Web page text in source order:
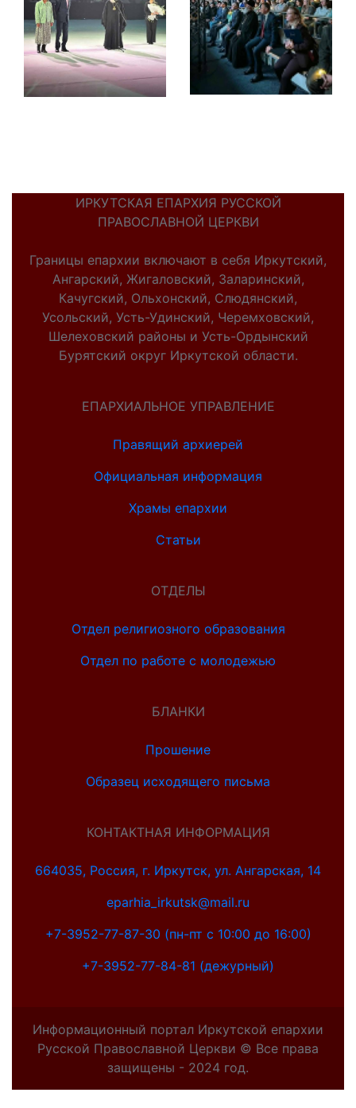
ИРКУТСКАЯ ЕПАРХИЯ РУССКОЙ
ПРАВОСЛАВНОЙ ЦЕРКВИ
Границы епархии включают в себя Иркутский,
Ангарский, Жигаловский, Заларинский,
Качугский, Ольхонский, Слюдянский,
Усольский, Усть-Удинский, Черемховский,
Шелеховский районы и Усть-Ордынский
Бурятский округ Иркутской области.
ЕПАРХИАЛЬНОЕ УПРАВЛЕНИЕ
Правящий архиерей
Официальная информация
Храмы епархии
Статьи
ОТДЕЛЫ
Отдел религиозного образования
Отдел по работе с молодежью
БЛАНКИ
Прошение
Образец исходящего письма
КОНТАКТНАЯ ИНФОРМАЦИЯ
664035, Россия, г. Иркутск, ул. Ангарская, 14
eparhia_irkutsk@mail.ru
+7-3952-77-87-30 (пн-пт с 10:00 до 16:00)
+7-3952-77-84-81 (дежурный)
Информационный портал Иркутской епархии
Русской Православной Церкви © Все права
защищены - 2024 год.